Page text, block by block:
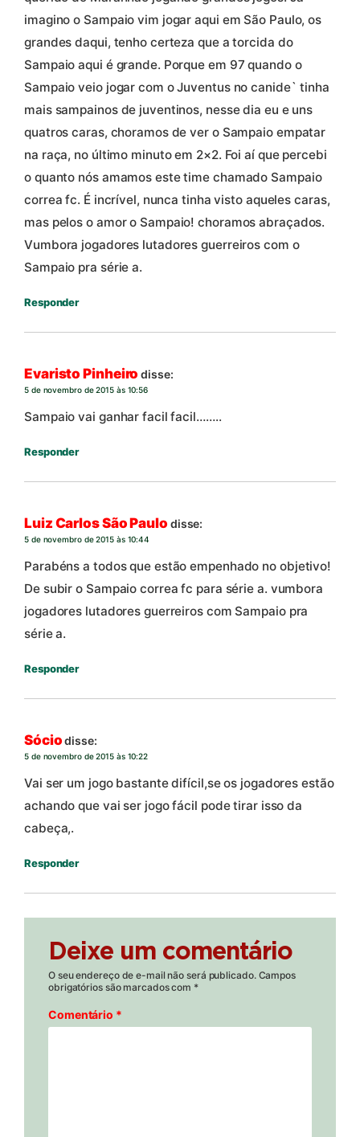
imagino o Sampaio vim jogar aqui em São Paulo, os
grandes daqui, tenho certeza que a torcida do
Sampaio aqui é grande. Porque em 97 quando o
Sampaio veio jogar com o Juventus no canide` tinha
mais sampainos de juventinos, nesse dia eu e uns
quatros caras, choramos de ver o Sampaio empatar
na raça, no último minuto em 2×2. Foi aí que percebi
o quanto nós amamos este time chamado Sampaio
correa fc. É incrível, nunca tinha visto aqueles caras,
mas pelos o amor o Sampaio! choramos abraçados.
Vumbora jogadores lutadores guerreiros com o
Sampaio pra série a.
Responder
Evaristo Pinheiro disse:
5 de novembro de 2015 às 10:56
Sampaio vai ganhar facil facil……..
Responder
Luiz Carlos São Paulo disse:
5 de novembro de 2015 às 10:44
Parabéns a todos que estão empenhado no objetivo!
De subir o Sampaio correa fc para série a. vumbora
jogadores lutadores guerreiros com Sampaio pra
série a.
Responder
Sócio disse:
5 de novembro de 2015 às 10:22
Vai ser um jogo bastante difícil,se os jogadores estão
achando que vai ser jogo fácil pode tirar isso da
cabeça,.
Responder
Deixe um comentário
O seu endereço de e-mail não será publicado. Campos
obrigatórios são marcados com *
Comentário *